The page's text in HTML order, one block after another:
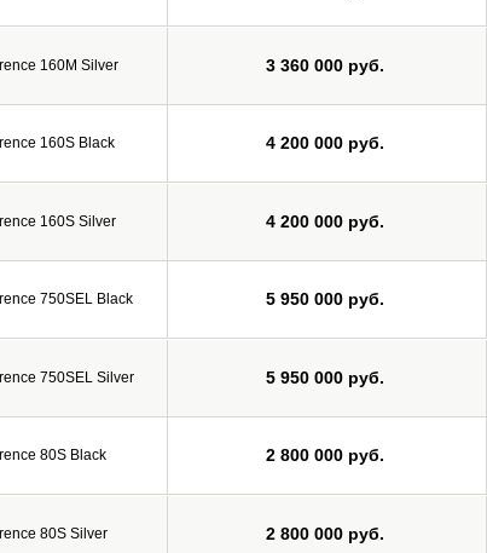
160M Silver 3 360 000 руб.
160S Black 4 200 000 руб.
160S Silver 4 200 000 руб.
750SEL Black 5 950 000 руб.
750SEL Silver 5 950 000 руб.
80S Black 2 800 000 руб.
80S Silver 2 800 000 руб.